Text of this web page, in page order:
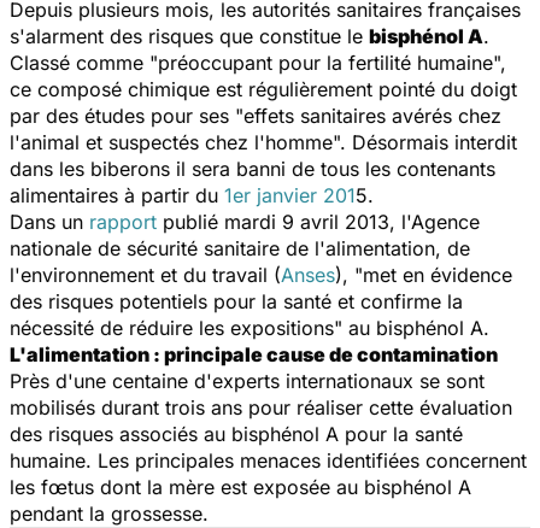
Depuis plusieurs mois, les autorités sanitaires françaises
s'alarment des risques que constitue le bisphénol A.
Classé comme "préoccupant pour la fertilité humaine",
ce composé chimique est régulièrement pointé du doigt
par des études pour ses "effets sanitaires avérés chez
l'animal et suspectés chez l'homme". Désormais interdit
dans les biberons il sera banni de tous les contenants
alimentaires à partir du 1er janvier 2015.
Dans un rapport publié mardi 9 avril 2013, l'Agence
nationale de sécurité sanitaire de l'alimentation, de
l'environnement et du travail (Anses), "met en évidence
des risques potentiels pour la santé et confirme la
nécessité de réduire les expositions" au bisphénol A.
L'alimentation : principale cause de contamination
Près d'une centaine d'experts internationaux se sont
mobilisés durant trois ans pour réaliser cette évaluation
des risques associés au bisphénol A pour la santé
humaine. Les principales menaces identifiées concernent
les fœtus dont la mère est exposée au bisphénol A
pendant la grossesse.